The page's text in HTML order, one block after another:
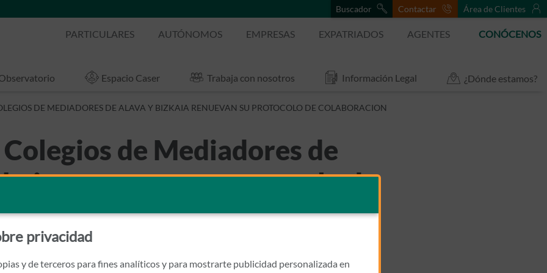
Buscador Contactar Área de Clientes
PARTICULARES AUTÓNOMOS EMPRESAS EXPATRIADOS AGENTES CONÓCENOS
Espacio Caser Trabaja con nosotros Información Legal ¿Dónde estamos?
DE MEDIADORES DE ALAVA Y BIZKAIA RENUEVAN SU PROTOCOLO DE COLABORACION
de Mediadores de
renuevan su protocolo de
privacidad
y de terceros para fines analíticos y para mostrarte publicidad personalizada en